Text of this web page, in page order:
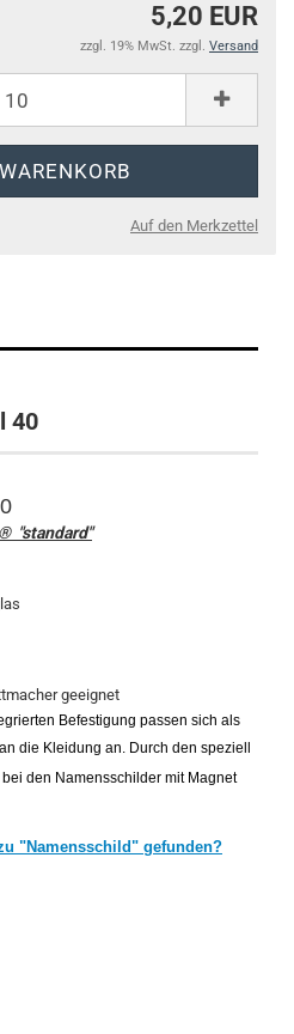
5,20 EUR
zzgl. 19% MwSt. zzgl. Versand
Auf den Merkzettel
40
"standard"
geeignet
Befestigung passen sich als
die Kleidung an. Durch den speziell
den Namensschilder mit Magnet
"Namensschild" gefunden?